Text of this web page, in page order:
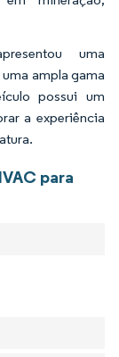
uma
ampla gama
possui um
a experiência
para